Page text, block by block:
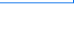
cb
условии